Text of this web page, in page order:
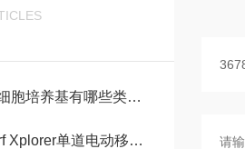
培养基有哪些类型？
单道电动移液器的特点